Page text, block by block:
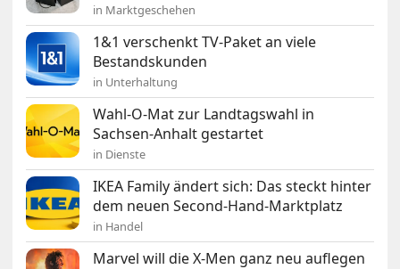
in Marktgeschehen
1&1 verschenkt TV-Paket an viele
Bestandskunden
in Unterhaltung
Wahl-O-Mat zur Landtagswahl in
Sachsen-Anhalt gestartet
in Dienste
IKEA Family ändert sich: Das steckt hinter
dem neuen Second-Hand-Marktplatz
in Handel
Marvel will die X-Men ganz neu auflegen